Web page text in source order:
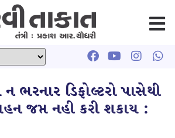
ન ભરનાર ડિફોલ્ટરો પાસેથી
જપ્ત નહી કરી શકાય :